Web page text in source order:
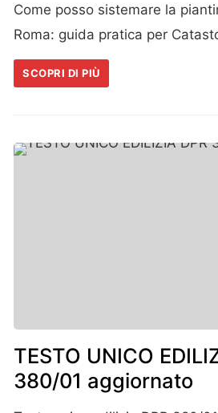
Come posso sistemare la
Roma: guida pratica per
SCOPRI DI PIÙ
TESTO UNICO
380/01 aggiornato